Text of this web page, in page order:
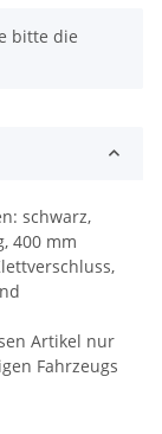
bitte die
schwarz,
400 mm
Artikel nur
Fahrzeugs